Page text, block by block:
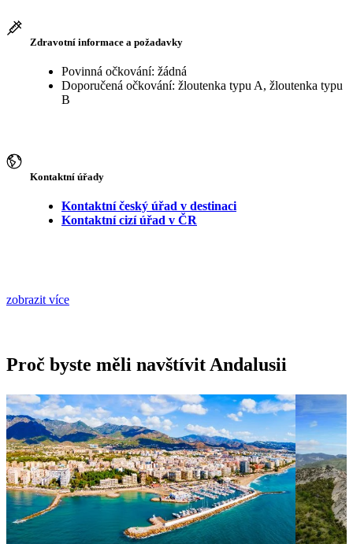
Zdravotní informace a požadavky
Povinná očkování: žádná
Doporučená očkování: žloutenka typu A, žloutenka typu
B
Kontaktní úřady
Kontaktní český úřad v destinaci
Kontaktní cizí úřad v ČR
zobrazit více
Proč byste měli navštívit Andalusii